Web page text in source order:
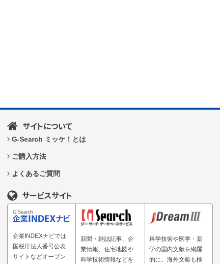
サイトについて
G-Search ミッケ！とは
ご購入方法
よくあるご質問
サービスサイト
企業INDEXナビでは
国税庁法人番号公表
サイトなどオープン
新聞・雑誌記事、企
業情報、住宅地図や
科学技術情報などを
科学技術や医学・薬
学の国内文献を網羅
的に、海外文献も検